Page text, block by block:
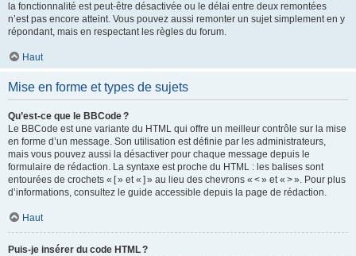
la fonctionnalité est peut-être désactivée ou le délai entre deux remontées
n’est pas encore atteint. Vous pouvez aussi remonter un sujet simplement en y
répondant, mais en respectant les règles du forum.
Haut
Mise en forme et types de sujets
Qu’est-ce que le BBCode ?
Le BBCode est une variante du HTML qui offre un meilleur contrôle sur la mise
en forme d’un message. Son utilisation est définie par les administrateurs,
mais vous pouvez aussi la désactiver pour chaque message depuis le
formulaire de rédaction. La syntaxe est proche du HTML : les balises sont
entourées de crochets « [ » et « ] » au lieu des chevrons « < » et « > ». Pour plus
d’informations, consultez le guide accessible depuis la page de rédaction.
Haut
Puis-je insérer du code HTML ?